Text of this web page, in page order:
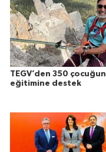
TEGV’den 350 çocuğun
eğitimine destek